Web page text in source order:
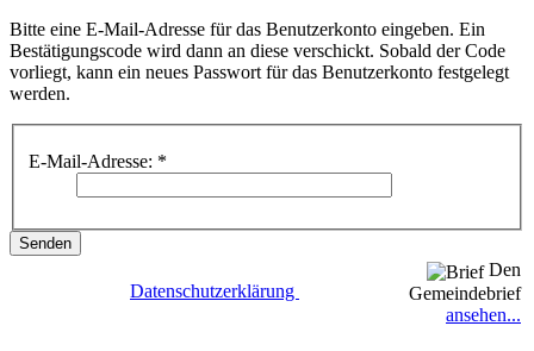
Bitte eine E-Mail-Adresse für das Benutzerkonto eingeben. Ein
Bestätigungscode wird dann an diese verschickt. Sobald der Code
vorliegt, kann ein neues Passwort für das Benutzerkonto festgelegt
werden.
E-Mail-Adresse: *
Senden
Datenschutzerklärung
Den
Gemeindebrief
ansehen...